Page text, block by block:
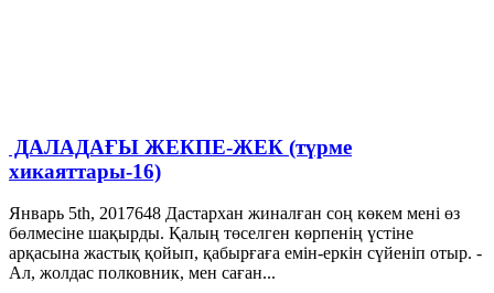
ДАЛАДАҒЫ ЖЕКПЕ-ЖЕК (түрме
хикаяттары-16)
Январь 5th, 2017648 Дастархан жиналған соң көкем мені өз
бөлмесіне шақырды. Қалың төселген көрпенің үстіне
арқасына жастық қойып, қабырғаға емін-еркін сүйеніп отыр. -
Ал, жолдас полковник, мен саған...